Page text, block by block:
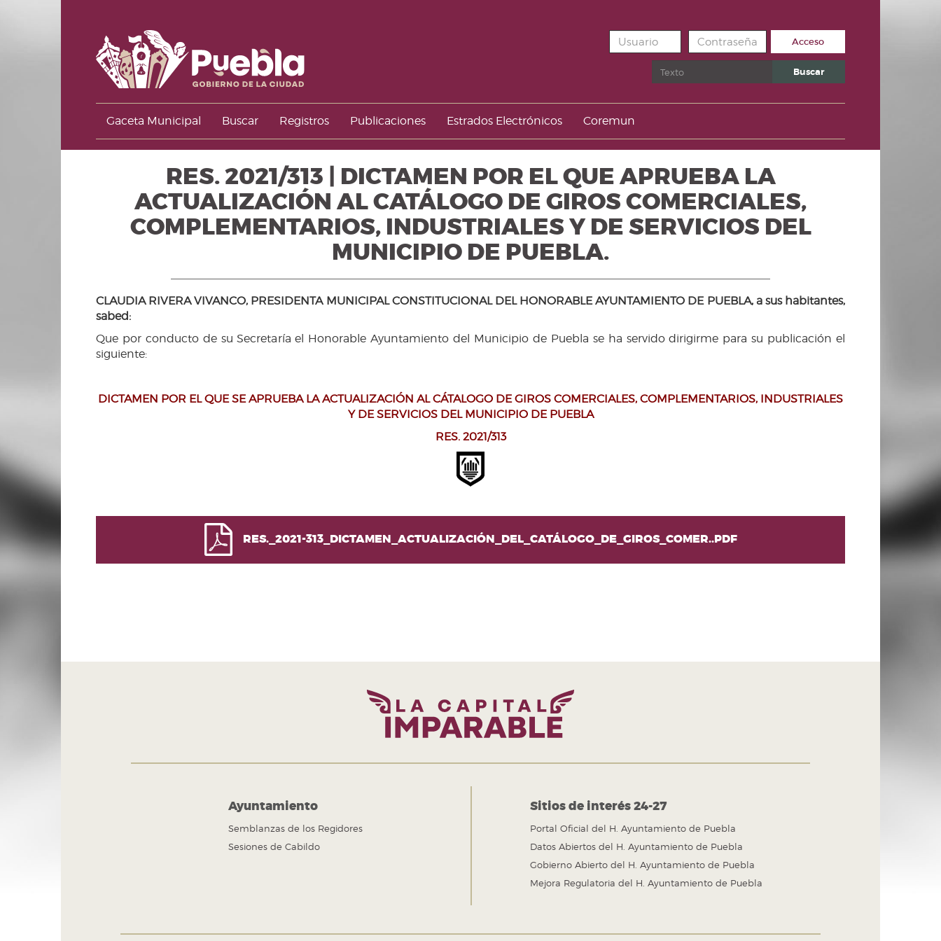
Acceso
Buscar Buscar
Gaceta Municipal Buscar Registros Publicaciones Estrados Electrónicos Coremun
RES. 2021/313 | DICTAMEN POR EL QUE APRUEBA LA
ACTUALIZACIÓN AL CATÁLOGO DE GIROS COMERCIALES,
COMPLEMENTARIOS, INDUSTRIALES Y DE SERVICIOS DEL
MUNICIPIO DE PUEBLA.
CLAUDIA RIVERA VIVANCO, PRESIDENTA MUNICIPAL CONSTITUCIONAL DEL HONORABLE AYUNTAMIENTO DE PUEBLA, a sus habitantes,
sabed:
Que por conducto de su Secretaría el Honorable Ayuntamiento del Municipio de Puebla se ha servido dirigirme para su publicación el
siguiente:
DICTAMEN POR EL QUE SE APRUEBA LA ACTUALIZACIÓN AL CÁTALOGO DE GIROS COMERCIALES, COMPLEMENTARIOS, INDUSTRIALES
Y DE SERVICIOS DEL MUNICIPIO DE PUEBLA
RES. 2021/313
RES._2021-313_DICTAMEN_ACTUALIZACIÓN_DEL_CATÁLOGO_DE_GIROS_COMER..PDF
Ayuntamiento
Semblanzas de los Regidores
Sesiones de Cabildo
Sitios de interés 24-27
Portal Oficial del H. Ayuntamiento de Puebla
Datos Abiertos del H. Ayuntamiento de Puebla
Gobierno Abierto del H. Ayuntamiento de Puebla
Mejora Regulatoria del H. Ayuntamiento de Puebla